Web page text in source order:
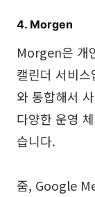
4. Morgen
Morgen은 개
캘린더 서비
와 통합해서
다양한 운영
습니다.
줌, Google